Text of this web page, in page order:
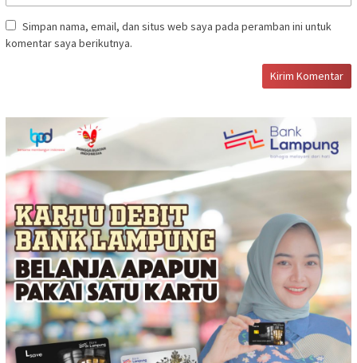
Simpan nama, email, dan situs web saya pada peramban ini untuk
komentar saya berikutnya.